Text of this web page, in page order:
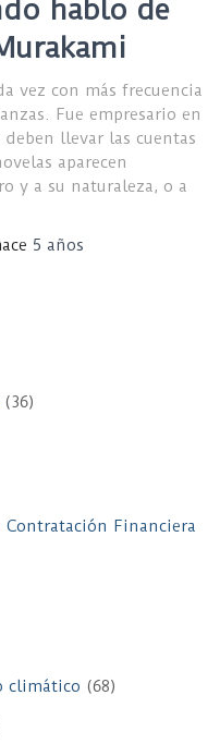
hablo de
vez con más frecuencia
Fue empresario en
llevar las cuentas
aparecen
y a su naturaleza, o a
5 años
(36)
Financiera
climático (68)